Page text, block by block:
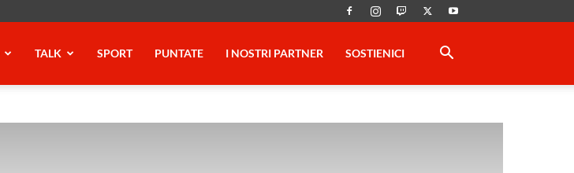
TALK SPORT PUNTATE I NOSTRI PARTNER SOSTIENICI